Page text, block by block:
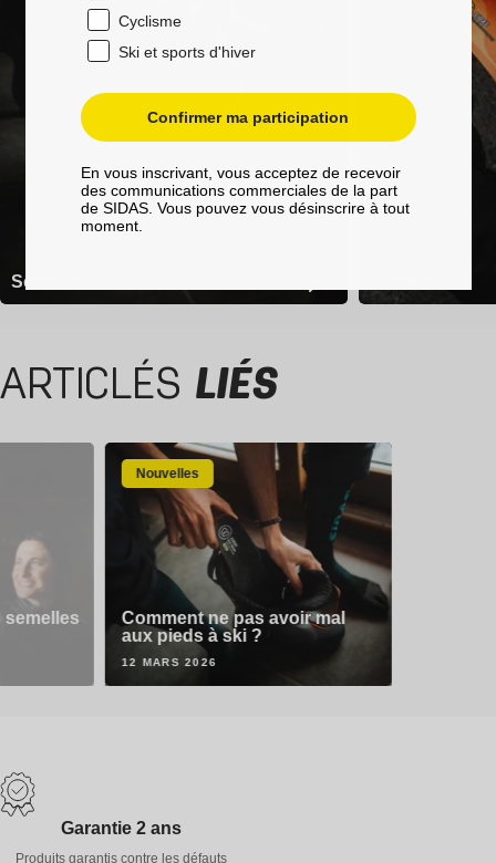
Semelles Ski
ARTICLÉS LIÉS
Nouvelles
Comment ne pas avoir mal
aux pieds à ski ?
12 MARS 2026
Garantie 2 ans
Produits garantis contre les défauts
Cyclisme
Ski et sports d'hiver
Confirmer ma participation
En vous inscrivant, vous acceptez de recevoir
des communications commerciales de la part
de SIDAS. Vous pouvez vous désinscrire à tout
moment.